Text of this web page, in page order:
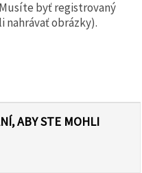
byť registrovaný
nahrávať obrázky).
ABY STE MOHLI